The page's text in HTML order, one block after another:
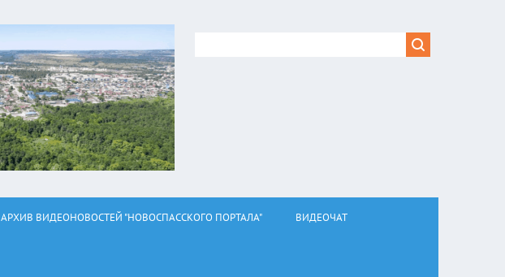
АРХИВ ВИДЕОНОВОСТЕЙ "НОВОСПАССКОГО ПОРТАЛА" ВИДЕОЧАТ